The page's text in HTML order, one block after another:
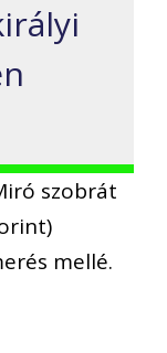
szobrát
mellé.